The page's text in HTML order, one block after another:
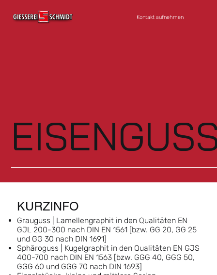
Kontakt aufnehmen
KURZINFO
Grauguss | Lamellengraphit in den Qualitäten EN
GJL 200-300 nach DIN EN 1561 [bzw. GG 20, GG 25
und GG 30 nach DIN 1691]
Sphäroguss | Kugelgraphit in den Qualitäten EN GJS
400-700 nach DIN EN 1563 [bzw. GGG 40, GGG 50,
GGG 60 und GGG 70 nach DIN 1693]